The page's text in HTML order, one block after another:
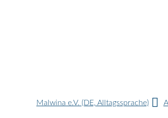
Malwina e.V. (DE, Alltagssprache)